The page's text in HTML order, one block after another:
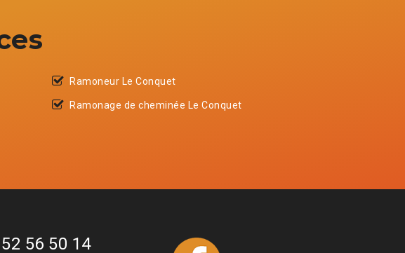
Ramoneur Le Conquet
Ramonage de cheminée Le Conquet
56 50 14